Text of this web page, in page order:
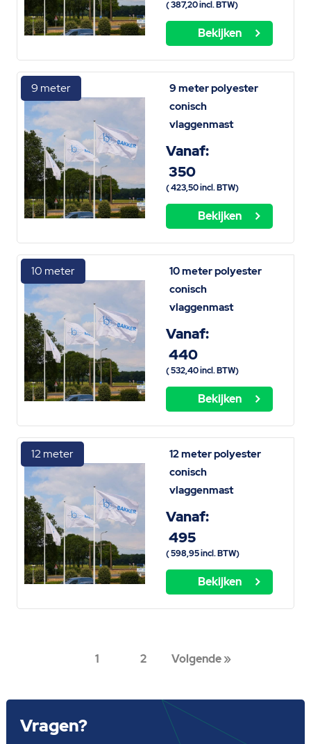
(387,20incl. BTW)
Bekijken
9 meter
9 meter polyester
conisch
vlaggenmast
Vanaf:
350
(423,50incl. BTW)
Bekijken
10 meter
10 meter polyester
conisch
vlaggenmast
Vanaf:
440
(532,40incl. BTW)
Bekijken
12 meter
12 meter polyester
conisch
vlaggenmast
Vanaf:
495
(598,95incl. BTW)
Bekijken
1 2 Volgende »
Vragen?